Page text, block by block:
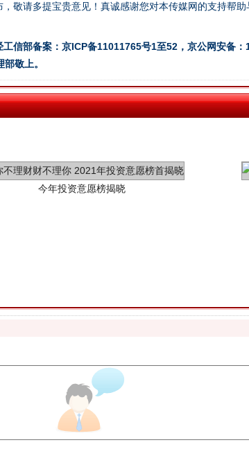
敬请多提宝贵意见！真诚感谢您对本传媒网的支持帮助
信部备案：京ICP备11011765号1至52，京公网安备：
敬上。
今年投资意愿榜揭晓